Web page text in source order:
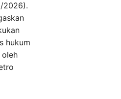
2026).
hukum